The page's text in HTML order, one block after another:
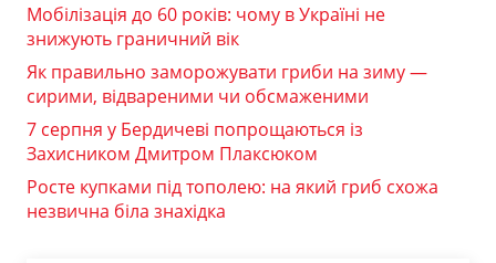
Мобілізація до 60 років: чому в Україні не
знижують граничний вік
Як правильно заморожувати гриби на зиму —
сирими, відвареними чи обсмаженими
7 серпня у Бердичеві попрощаються із
Захисником Дмитром Плаксюком
Росте купками під тополею: на який гриб схожа
незвична біла знахідка